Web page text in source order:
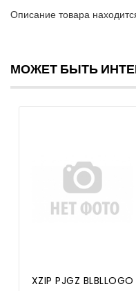
Описание товара
МОЖЕТ БЫТЬ
XZIP PJGZ BLBLLOGO